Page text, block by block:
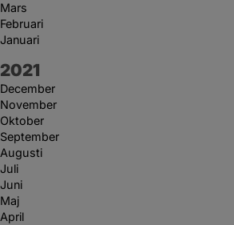
Mars
Februari
Januari
År:
2021
December
November
Oktober
September
Augusti
Juli
Juni
Maj
April